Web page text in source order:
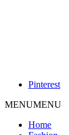
Pinterest
MENUMENU
Home